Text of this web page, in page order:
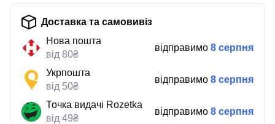
Доставка та самовивіз
Нова пошта
від 80₴
відправимо 8 серпня
Укрпошта
від 50₴
відправимо 8 серпня
Точка видачі Rozetka
від 49₴
відправимо 8 серпня